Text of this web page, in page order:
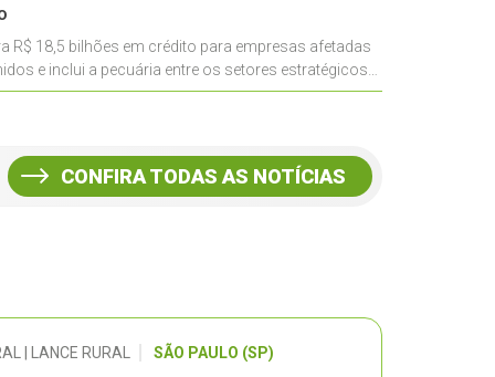
R$ 18,5 bilhões em crédito para empresas afetadas
e inclui a pecuária entre os setores estratégicos
CONFIRA TODAS AS NOTÍCIAS
| LANCE RURAL SÃO PAULO (SP)